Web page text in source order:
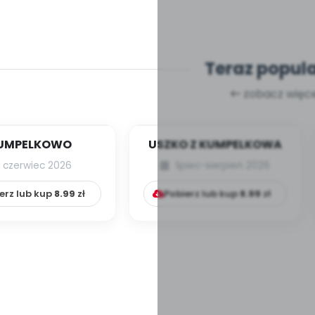
Teraz
zobacz
czerwiec 2026
lub kup 8.99 zł
USZKO Z KUMPELKOWA
Pobierz lub kup8.99zł